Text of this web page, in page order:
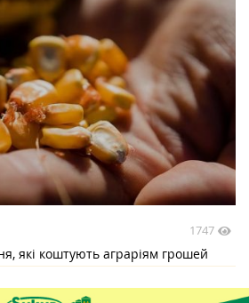
1747
які коштують аграріям грошей